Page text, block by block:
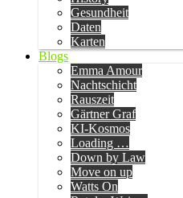
Gesundheit
Daten
Karten
Blogs
Emma Amour
Nachtschicht
Rauszeit
Gärtner Graf
KI-Kosmos
Loading …
Down by Law
Move on up
Watts On